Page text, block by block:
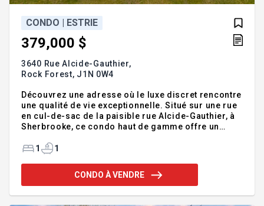
CONDO | ESTRIE
379,000 $
3640 Rue Alcide-Gauthier,
Rock Forest, J1N 0W4
Découvrez une adresse où le luxe discret rencontre
une qualité de vie exceptionnelle. Situé sur une rue
en cul-de-sac de la paisible rue Alcide-Gauthier, à
Sherbrooke, ce condo haut de gamme offre un
des services, dont l'école secondaire du Triolet et
charmé par une aire de vie lumineuse et élégante,
mise en valeur par une fenestration abondante et
1 1
CONDO À VENDRE